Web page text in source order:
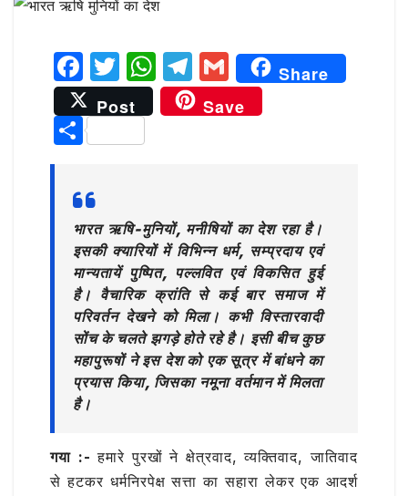
F
a
c
e
b
o
o
k
T
w
it
te
W
h
at
p
p
T
el
e
m
G
m
ai
Share
Post
Save
S
ar
e
भारत ऋषि-मुनियों, मनीषियों का देश रहा है।
इसकी क्यारियों में विभिन्न धर्म, सम्प्रदाय एवं
मान्यतायें पुष्पित, पल्लवित एवं विकसित हुई
है। वैचारिक क्रांति से कई बार समाज में
परिवर्तन देखने को मिला। कभी विस्तारवादी
सोंच के चलते झगड़े होते रहे है। इसी बीच कुछ
महापुरूषों ने इस देश को एक सूत्र में बांधने का
प्रयास किया, जिसका नमूना वर्तमान में मिलता
है।
गया :- हमारे पुरखों ने क्षेत्रवाद, व्यक्तिवाद, जातिवाद
से हटकर धर्मनिरपेक्ष सत्ता का सहारा लेकर एक आदर्श